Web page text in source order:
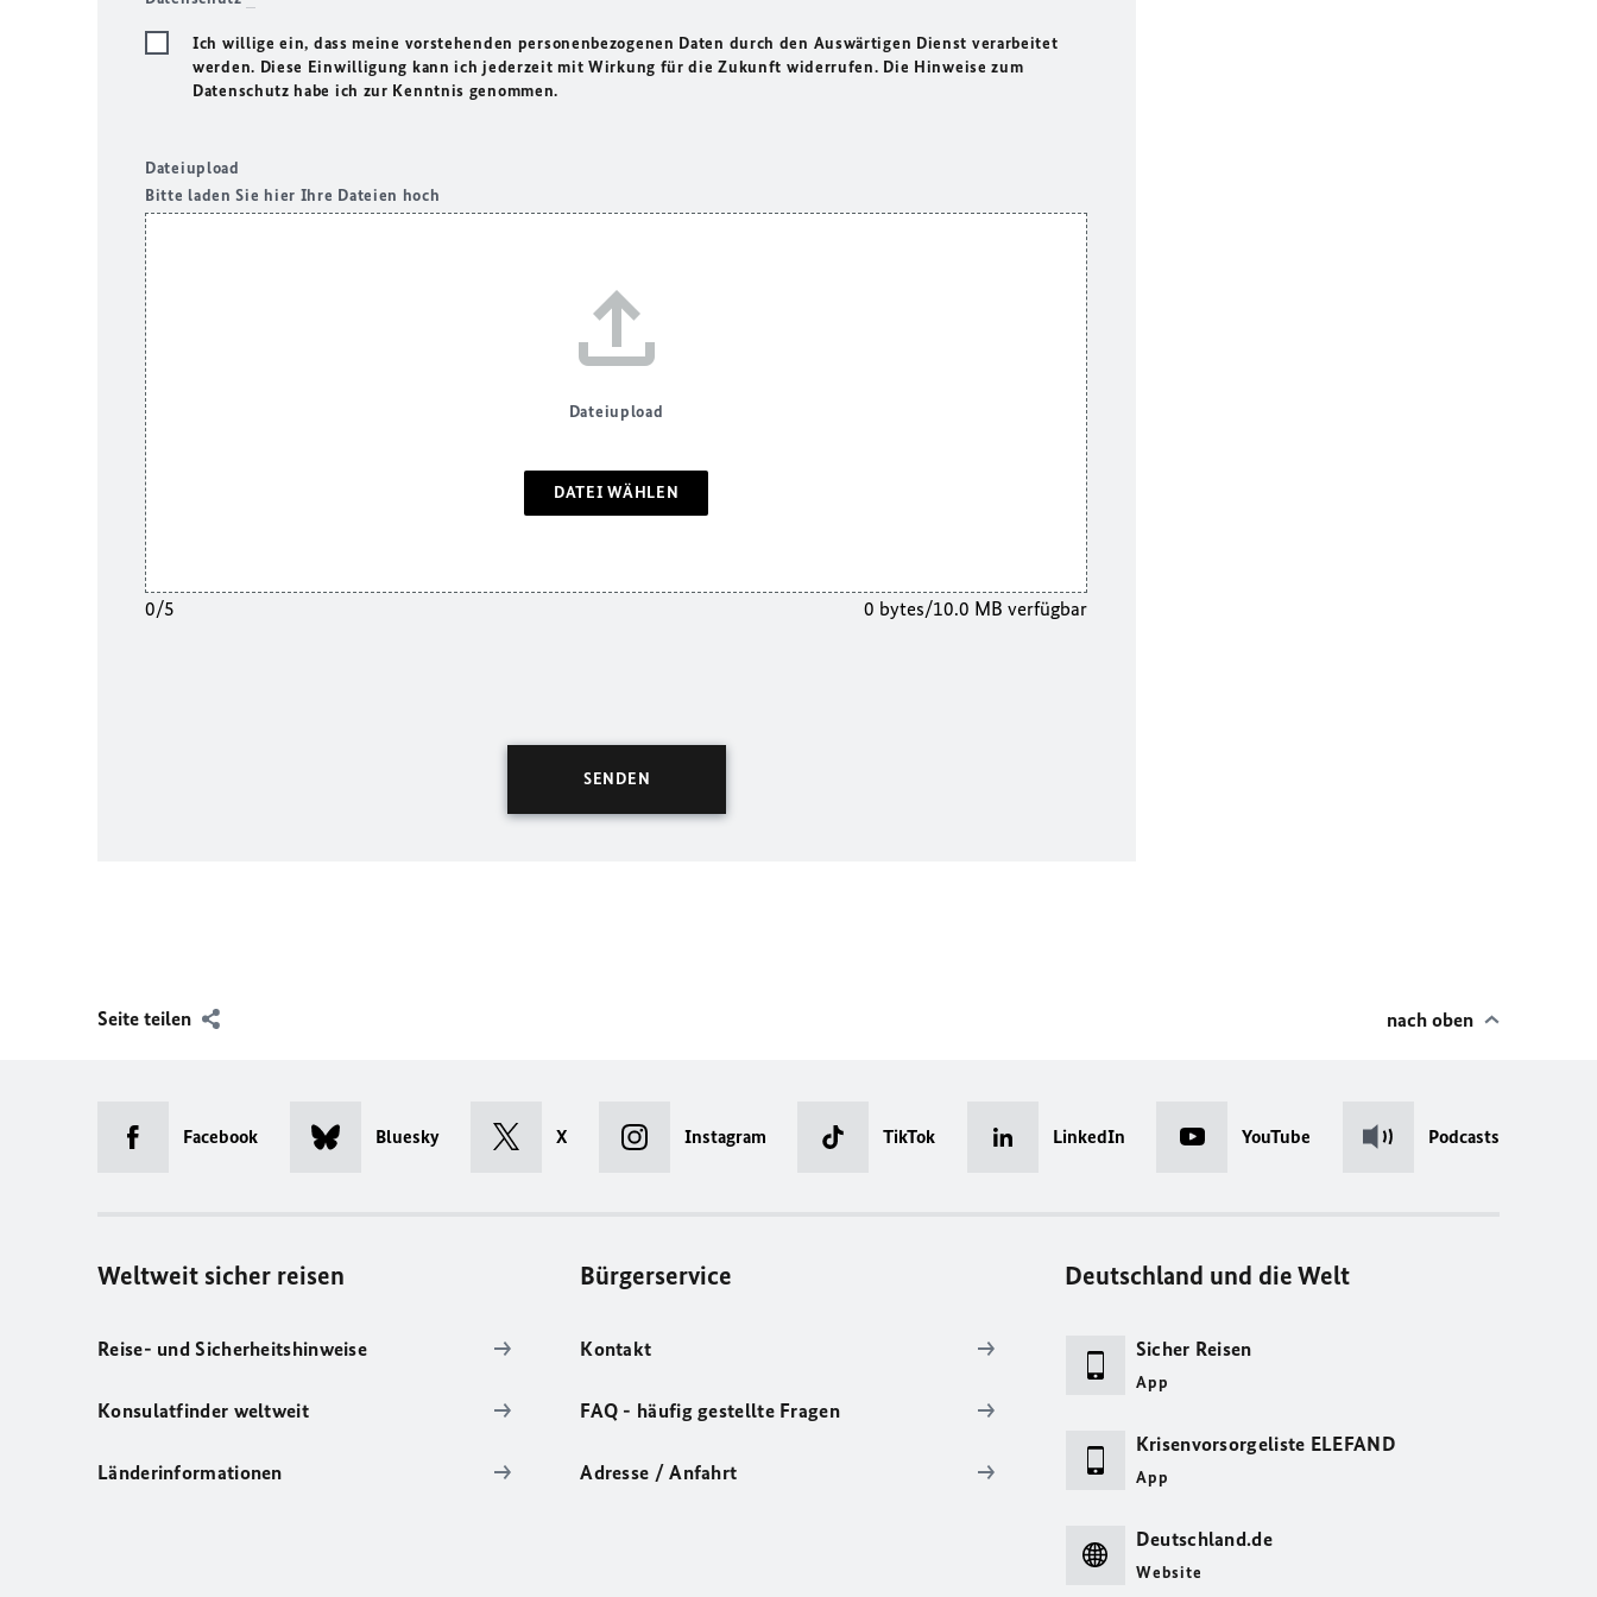
Ich willige ein, dass meine vorstehenden personenbezogenen Daten durch den Auswärtigen Dienst verarbeitet
werden. Diese Einwilligung kann ich jederzeit mit Wirkung für die Zukunft widerrufen. Die Hinweise zum
Datenschutz habe ich zur Kenntnis genommen.
Dateiupload
Bitte laden Sie hier Ihre Dateien hoch
Dateiupload
DATEI WÄHLEN
0/5 0 bytes/10.0 MB verfügbar
Seite teilen nach oben
Facebook Bluesky X Instagram TikTok LinkedIn YouTube Podcasts
Weltweit sicher reisen
Reise- und Sicherheitshinweise
Konsulatfinder weltweit
Länderinformationen
Bürgerservice
Kontakt
FAQ - häufig gestellte Fragen
Adresse / Anfahrt
Deutschland und die Welt
Sicher Reisen
App
Krisenvorsorgeliste ELEFAND
App
Deutschland.de
Website